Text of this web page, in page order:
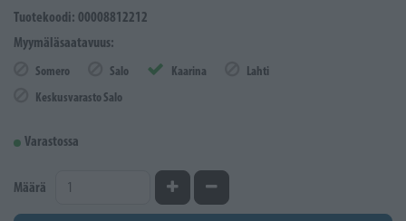
Tuotekoodi: 00008812212
Myymäläsaatavuus:
Somero Salo Kaarina
Lahti
Keskusvarasto Salo
Varastossa
Määrä Kasvata määrääVähennä määrää